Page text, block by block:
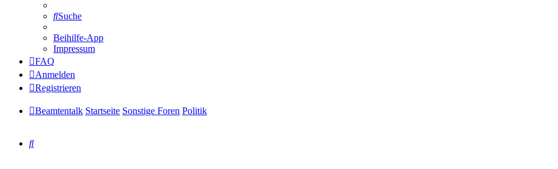
Suche
Beihilfe-App
Impressum
FAQ
Anmelden
Registrieren
Beamtentalk Startseite Sonstige Foren Politik
Suche